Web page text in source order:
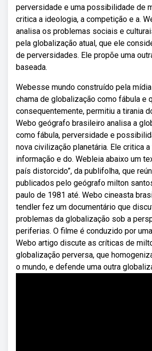
perversidade e uma possibilidade de
critica a ideologia, a competição e a.
analisa os problemas sociais e
pela globalização atual, que ele
de perversidades. Ele propõe uma
baseada.
Webesse mundo construído pela
chama de globalização como fábula e
consequentemente, permitiu a tirania
Webo geógrafo brasileiro analisa a
como fábula, perversidade e
nova civilização planetária. Ele critica a
informação e do. Webleia abaixo um
país distorcido”, da publifolha, que
publicados pelo geógrafo milton
paulo de 1981 até. Webo cineasta
tendler fez um documentário que
problemas da globalização sob a
periferias. O filme é conduzido por
Webo artigo discute as críticas de
globalização perversa, que
o mundo, e defende uma outra